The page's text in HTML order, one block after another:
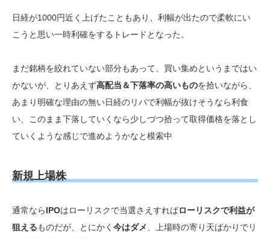
日経が1000円近く上げたこともあり、利幅が出たので柔軟にい
こうと思い一時利確をするトレードとなった。
まだ銘柄を絞れていない部分もあって、買い集めというまではい
かないが、とりあえず高配当＆下落率の高いものを拾いながら、
あまり明確な理由の無い日経のリバで利幅が抜けそうなら利食
い、このまま下落していくなら少しづつ拾って取得価格を落とし
ていくような感じで進めようかなと模索中
新規上場株
通常ならIPOはローリスクで当選さえすればローリスクで利益が
狙えるものだが、とにかく 今はダメ
、上場時の寄り天ばかりでリ